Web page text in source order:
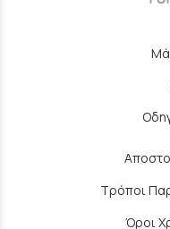
Τρόποι
Όροι